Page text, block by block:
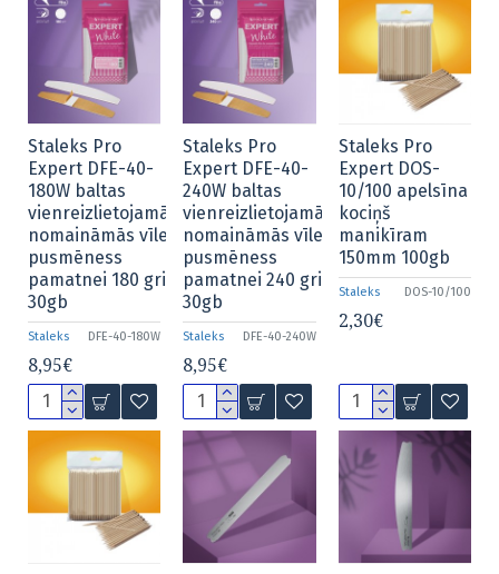
Staleks DFE-40-180W
Staleks Pro
Expert DFE-40-
180W baltas
vienreizlietojamās
nomaināmās vīles
pusmēness
pamatnei 180 grit
30gb
8,95€
Staleks DFE-40-240W
Staleks Pro
Expert DFE-40-
240W baltas
vienreizlietojamās
nomaināmās vīles
pusmēness
pamatnei 240 grit
30gb
8,95€
Staleks DOS-10/100
Staleks Pro
Expert DOS-
10/100 apelsīna
kociņš
manikīram
150mm 100gb
2,30€